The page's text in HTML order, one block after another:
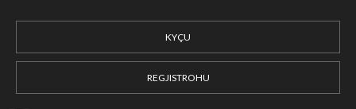
KYÇU
REGJISTROHU